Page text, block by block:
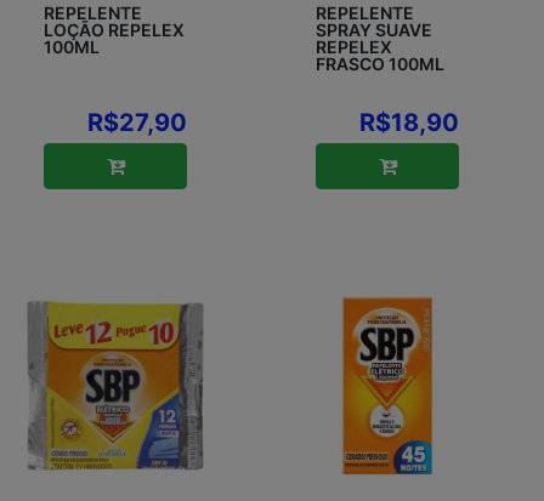
REPELENTE
LOÇÃO REPELEX
100ML
R$27,90
REPELENTE
SPRAY SUAVE
REPELEX
FRASCO 100ML
R$18,90